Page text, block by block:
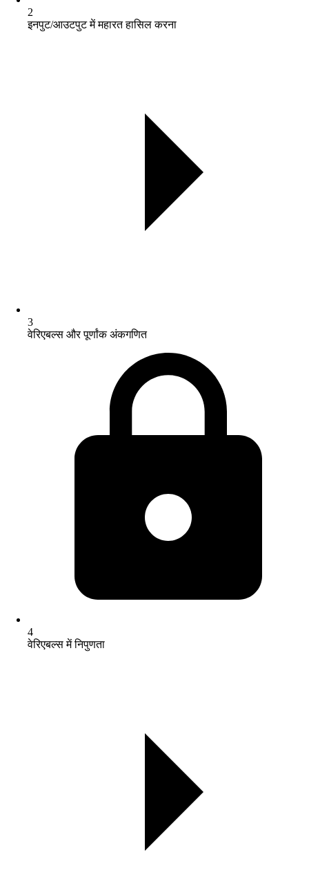
2
इनपुट/आउटपुट में महारत हासिल करना
3
वेरिएबल्स और पूर्णांक अंकगणित
4
वेरिएबल्स में निपुणता